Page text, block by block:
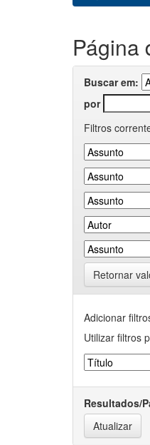
Página
Buscar em:
por
Filtros
Retornar
Adicionar
Utilizar filtros
Resultados/